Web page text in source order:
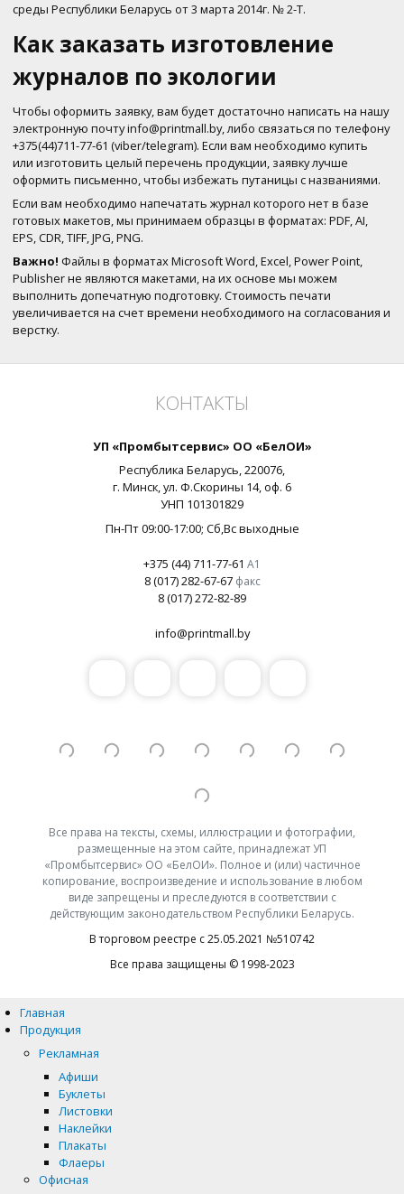
среды Республики Беларусь от 3 марта 2014г. № 2-Т.
Как заказать изготовление
журналов по экологии
Чтобы оформить заявку, вам будет достаточно написать на нашу
электронную почту info@printmall.by, либо связаться по телефону
+375(44)711-77-61 (viber/telegram). Если вам необходимо купить
или изготовить целый перечень продукции, заявку лучше
оформить письменно, чтобы избежать путаницы с названиями.
Если вам необходимо напечатать журнал которого нет в базе
готовых макетов, мы принимаем образцы в форматах: PDF, AI,
EPS, CDR, TIFF, JPG, PNG.
Важно! Файлы в форматах Microsoft Word, Excel, Power Point,
Publisher не являются макетами, на их основе мы можем
выполнить допечатную подготовку. Стоимость печати
увеличивается на счет времени необходимого на согласования и
верстку.
КОНТАКТЫ
УП «Промбытсервис» ОО «БелОИ»
Республика Беларусь,220076,
г. Минск, ул. Ф.Скорины 14, оф. 6
УНП 101301829
Пн-Пт 09:00-17:00; Сб,Вс выходные
+375 (44) 711-77-61 А1
8 (017) 282-67-67 факс
8 (017) 272-82-89
info@printmall.by
Все права на тексты, схемы, иллюстрации и фотографии,
размещенные на этом сайте, принадлежат УП
«Промбытсервис» ОО «БелОИ». Полное и (или) частичное
копирование, воспроизведение и использование в любом
виде запрещены и преследуются в соответствии с
действующим законодательством Республики Беларусь.
В торговом реестре с 25.05.2021 №510742
Все права защищены © 1998-2023
Главная
Продукция
Рекламная
Афиши
Буклеты
Листовки
Наклейки
Плакаты
Флаеры
Офисная